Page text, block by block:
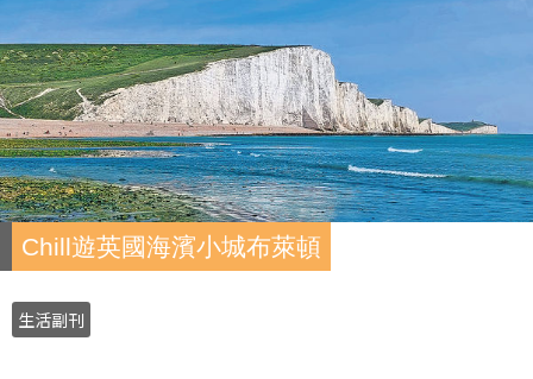
Chill遊英國海濱小城布萊頓
生活副刊